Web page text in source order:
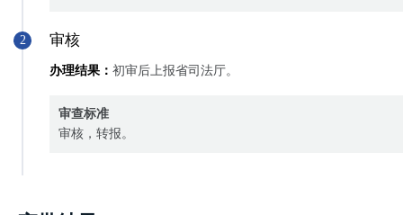
2 审核
办理结果： 初审后上报省司法厅。
审查标准
审核，转报。